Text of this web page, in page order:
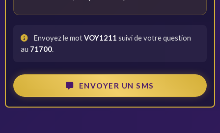
Envoyez le motVOY1211 suivi de votre question
au 71700.
ENVOYER UN SMS